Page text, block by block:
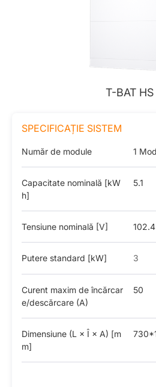
T-BAT HS
SPECIFICAȚIE SISTEM
Număr de module 1
Capacitate nominală [kW
h]
5.1
Tensiune nominală [V] 102.4
Putere standard [kW] 3
Curent maxim de încărcar
e/descărcare (A)
50
Dimensiune (L × Î × A) [m
m]